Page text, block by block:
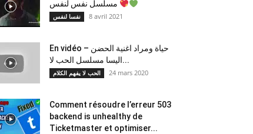
نفسا لنفس 8 avril 2021
En vidéo – حياة ومراد اغنية الحضن
اليسا مسلسل الحب لا...
الحب لا يفهم الكلام 24 mars 2020
Comment résoudre l’erreur 503
backend is unhealthy de
Ticketmaster et optimiser...